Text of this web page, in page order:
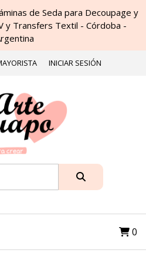
de Seda para Decoupage y
y Transfers Textil - Córdoba -
INICIAR SESIÓN
0